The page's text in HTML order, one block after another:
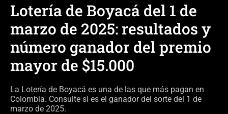
Lotería de Boyacá del 1 de
marzo de 2025: resultados y
número ganador del premio
mayor de $15.000
La Lotería de Boyacá es una de las que más pagan en
Colombia. Consulte si es el ganador del sorte del 1 de
marzo de 2025.